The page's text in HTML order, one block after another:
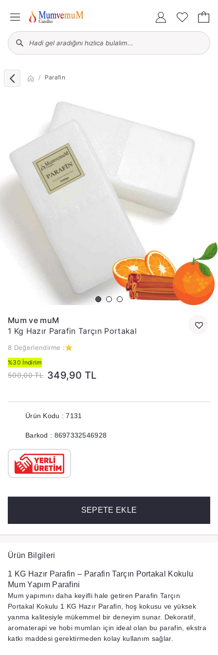
Parafin
Mum ve muM
1 Kg Hazır Parafin Tarçın Portakal
8 Değerlendirme :
%30 İndirim
500,00 TL 349,90 TL
Ürün Kodu : 7131
Barkod : 8697332546928
SEPETE EKLE
Ürün Bilgileri
1 KG Hazır Parafin – Parafin Tarçın Portakal Kokulu
Mum Yapım Parafini
Mum yapımını daha keyifli hale getiren Parafin Tarçın
Portakal Kokulu 1 KG Hazır Parafin , hoş kokusu ve yüksek
yanma kalitesiyle mükemmel bir deneyim sunar. Dekoratif,
aromaterapi ve hobi mumları için ideal olan bu parafin, ekstra
katkı maddesi gerektirmeden kolay kullanım sağlar.